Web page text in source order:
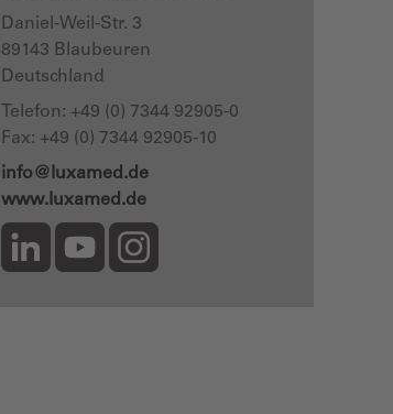
Daniel-Weil-Str. 3
89143 Blaubeuren
Deutschland
Telefon: +49 (0) 7344 92905-0
Fax: +49 (0) 7344 92905-10
info@luxamed.de
www.luxamed.de